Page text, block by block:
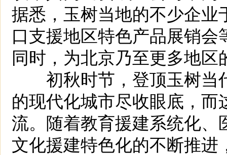
据悉，玉树当地的不少企业
口支援地区特色产品展销
同时，为北京乃至更多地
初秋时节，登顶玉树当
的现代化城市尽收眼底，
流。随着教育援建系统化
文化援建特色化的不断推